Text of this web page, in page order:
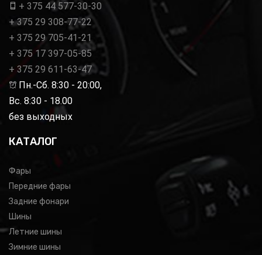
+ 375 44 577-30-30
+ 375 29 308-77-22
+ 375 29 705-41-21
+ 375 17 397-05-85
+ 375 29 611-63-47
Пн.-Сб. 8:30 - 20:00,
Вс. 8:30 - 18.00
без выходных
КАТАЛОГ
Фары
Передние фары
Задние фонари
Шины
Летние шины
Зимние шины